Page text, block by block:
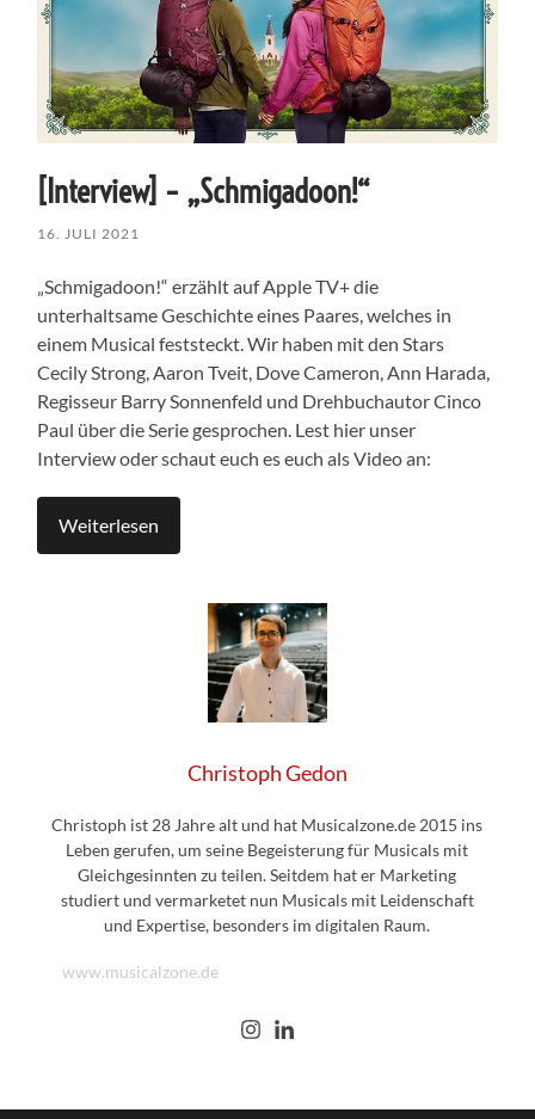
[Interview] – „Schmigadoon!“
16. JULI 2021
„Schmigadoon!“ erzählt auf Apple TV+ die
unterhaltsame Geschichte eines Paares, welches in
einem Musical feststeckt. Wir haben mit den Stars
Cecily Strong, Aaron Tveit, Dove Cameron, Ann Harada,
Regisseur Barry Sonnenfeld und Drehbuchautor Cinco
Paul über die Serie gesprochen. Lest hier unser
Interview oder schaut euch es euch als Video an:
Weiterlesen
Christoph Gedon
Christoph ist 28 Jahre alt und hat Musicalzone.de 2015 ins
Leben gerufen, um seine Begeisterung für Musicals mit
Gleichgesinnten zu teilen. Seitdem hat er Marketing
studiert und vermarketet nun Musicals mit Leidenschaft
und Expertise, besonders im digitalen Raum.
www.musicalzone.de